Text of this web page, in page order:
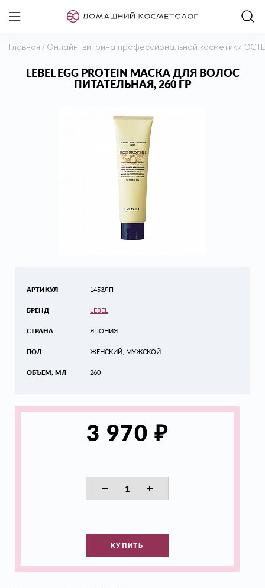
Главная / Онлайн-витрина профессиональной косметики
LEBEL EGG PROTEIN МАСКА ДЛЯ ВОЛОС
ПИТАТЕЛЬНАЯ, 260 ГР
АРТИКУЛ
БРЕНД
СТРАНА
ПОЛ
ОБЪЕМ, МЛ
1453ЛП
LEBEL
ЯПОНИЯ
ЖЕНСКИЙ, МУЖСКОЙ
260
3 970 ₽
КУПИТЬ